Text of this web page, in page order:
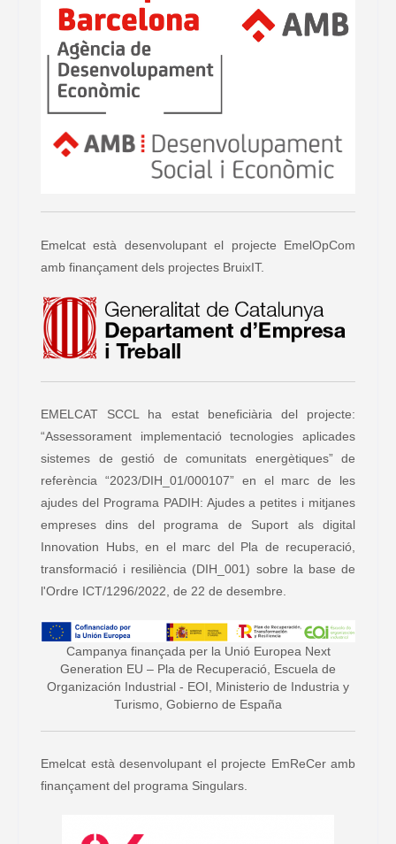
Emelcat està desenvolupant el projecte EmelOpCom
amb finançament dels projectes BruixIT.
EMELCAT SCCL ha estat beneficiària del projecte:
“Assessorament implementació tecnologies aplicades
sistemes de gestió de comunitats energètiques” de
referència “2023/DIH_01/000107” en el marc de les
ajudes del Programa PADIH: Ajudes a petites i mitjanes
empreses dins del programa de Suport als digital
Innovation Hubs, en el marc del Pla de recuperació,
transformació i resiliència (DIH_001) sobre la base de
l'Ordre ICT/1296/2022, de 22 de desembre.
Campanya finançada per la Unió Europea Next
Generation EU – Pla de Recuperació, Escuela de
Organización Industrial - EOI, Ministerio de Industria y
Turismo, Gobierno de España
Emelcat està desenvolupant el projecte EmReCer amb
finançament del programa Singulars.